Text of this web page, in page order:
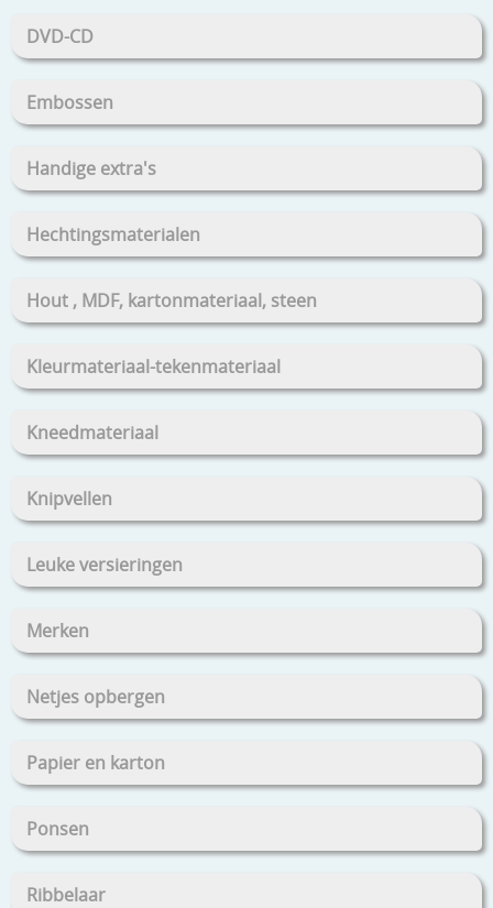
DVD-CD
Embossen
Handige extra's
Hechtingsmaterialen
Hout , MDF, kartonmateriaal, steen
Kleurmateriaal-tekenmateriaal
Kneedmateriaal
Knipvellen
Leuke versieringen
Merken
Netjes opbergen
Papier en karton
Ponsen
Ribbelaar